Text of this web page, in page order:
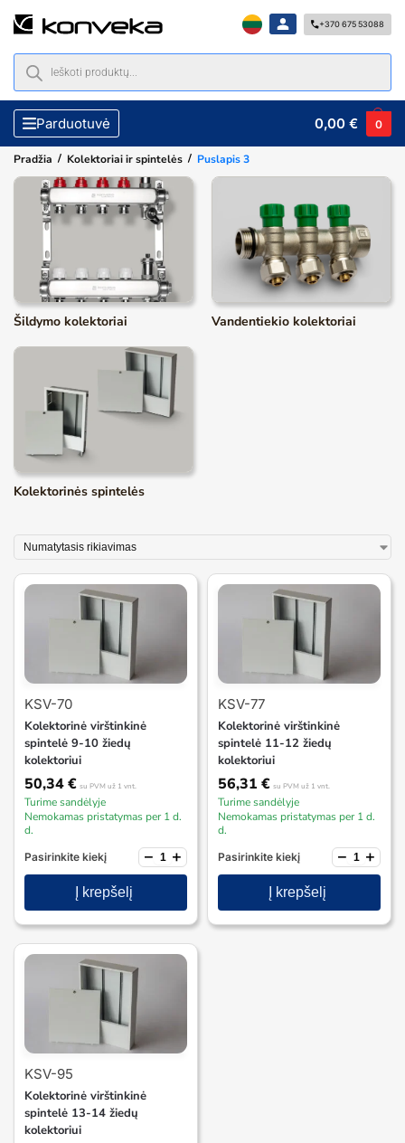
+370 675 53088
Parduotuvė 0,00€ 0
Pradžia / Kolektoriai ir spintelės / Puslapis 3
Šildymo kolektoriai Vandentiekio kolektoriai
Kolektorinės spintelės
KSV-70
Kolektorinė virštinkinė
spintelė 9-10 žiedų
kolektoriui
50,34€ su PVM už 1 vnt.
Turime sandėlyje
Nemokamas pristatymas per 1 d.
d.
Pasirinkite kiekį − +
Į krepšelį
KSV-77
Kolektorinė virštinkinė
spintelė 11-12 žiedų
kolektoriui
56,31 € su PVM už 1 vnt.
Turime sandėlyje
Nemokamas pristatymas per 1 d.
d.
Pasirinkite kiekį − +
Į krepšelį
KSV-95
Kolektorinė virštinkinė
spintelė 13-14 žiedų
kolektoriui